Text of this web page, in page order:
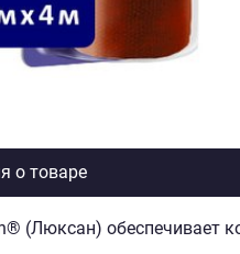
о товаре
(Люксан) обеспечивает